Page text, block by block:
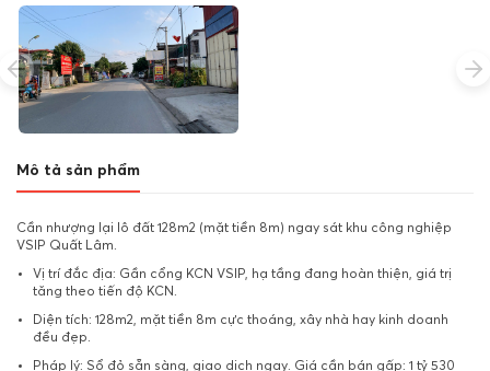
Mô tả sản phẩm
Cần nhượng lại lô đất 128m2 (mặt tiền 8m) ngay sát khu công nghiệp
VSIP Quất Lâm.
Vị trí đắc địa: Gần cổng KCN VSIP, hạ tầng đang hoàn thiện, giá trị
tăng theo tiến độ KCN.
Diện tích: 128m2, mặt tiền 8m cực thoáng, xây nhà hay kinh doanh
đều đẹp.
Pháp lý: Sổ đỏ sẵn sàng, giao dịch ngay. Giá cần bán gấp: 1 tỷ 530